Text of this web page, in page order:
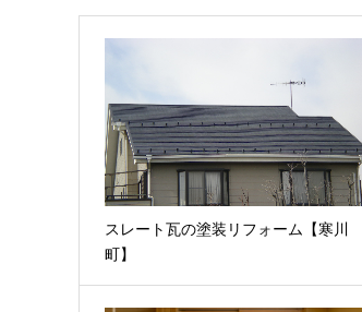
スレート瓦の塗装リフォーム【寒川
町】